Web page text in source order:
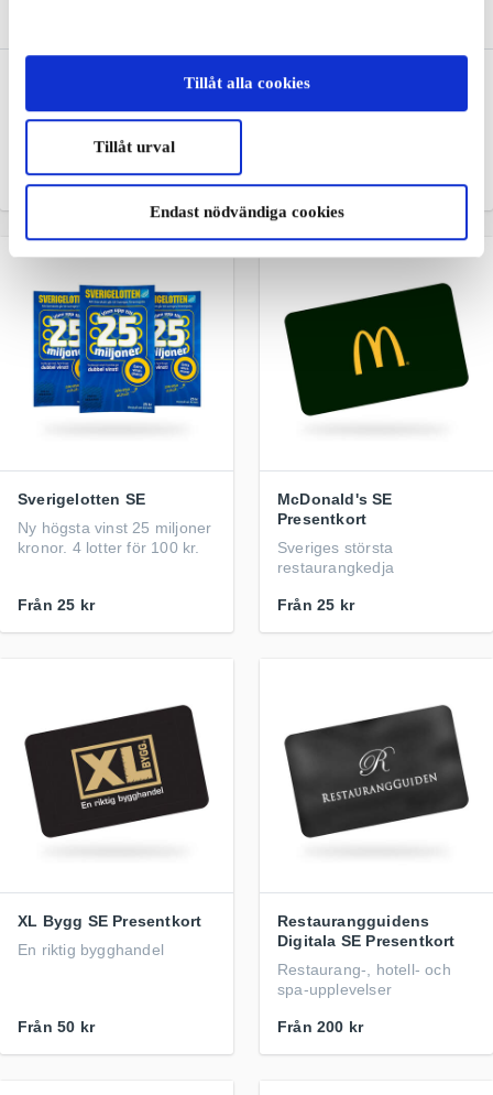
Tillåt alla cookies
Tillåt urval
Endast nödvändiga cookies
Den perfekta presenten för
alla som älskar möbler,
inredning och dekor
Från 50 kr
Gekås Ullared SE
Från 50 kr
Sverigelotten SE
Ny högsta vinst 25 miljoner
kronor. 4 lotter för 100 kr.
Från 25 kr
McDonald's SE
Presentkort
Sveriges största
restaurangkedja
Från 25 kr
XL Bygg SE Presentkort
En riktig bygghandel
Från 50 kr
Restaurangguidens
Digitala SE Presentkort
Restaurang-, hotell- och
spa-upplevelser
Från 200 kr